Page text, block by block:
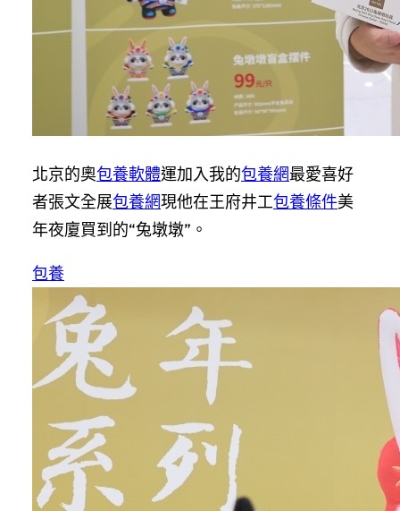
北京的奧包養軟體運加入我的包養網最愛喜好
者張文全展包養網現他在王府井工包養條件美
年夜廈買到的“兔墩墩”。
包養